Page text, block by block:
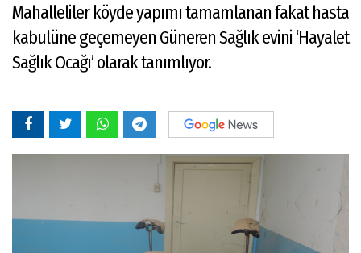
Mahalleliler köyde yapımı tamamlanan fakat hasta
kabulüne geçemeyen Güneren Sağlık evini ‘Hayalet
Sağlık Ocağı’ olarak tanımlıyor.